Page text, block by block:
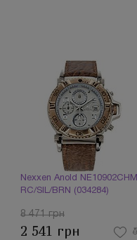
Nexxen Anold NE10902CHM
RC/SIL/BRN (034284)
8 471 грн
2 541 грн